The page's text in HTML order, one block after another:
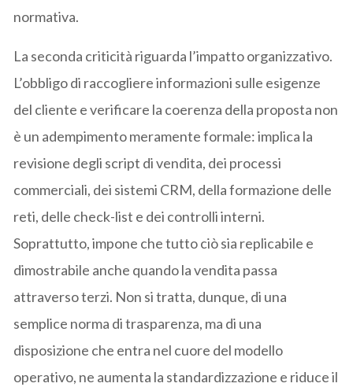
normativa.
La seconda criticità riguarda l’impatto organizzativo.
L’obbligo di raccogliere informazioni sulle esigenze
del cliente e verificare la coerenza della proposta non
è un adempimento meramente formale: implica la
revisione degli script di vendita, dei processi
commerciali, dei sistemi CRM, della formazione delle
reti, delle check-list e dei controlli interni.
Soprattutto, impone che tutto ciò sia replicabile e
dimostrabile anche quando la vendita passa
attraverso terzi. Non si tratta, dunque, di una
semplice norma di trasparenza, ma di una
disposizione che entra nel cuore del modello
operativo, ne aumenta la standardizzazione e riduce il